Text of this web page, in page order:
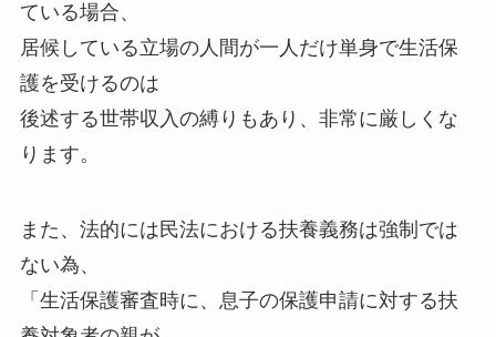
ている場合、
居候している立場の人間が一人だけ単身で生活保
護を受けるのは
後述する世帯収入の縛りもあり、非常に厳しくな
ります。
また、法的には民法における扶養義務は強制では
ない為、
「生活保護審査時に、息子の保護申請に対する扶